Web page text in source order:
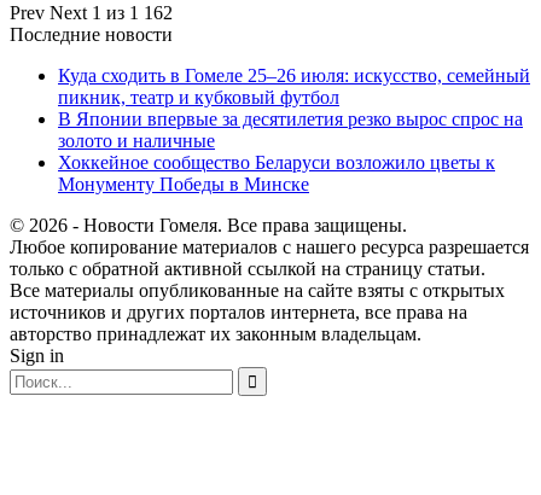
Prev Next 1 из 1 162
Последние новости
Куда сходить в Гомеле 25–26 июля: искусство, семейный
пикник, театр и кубковый футбол
В Японии впервые за десятилетия резко вырос спрос на
золото и наличные
Хоккейное сообщество Беларуси возложило цветы к
Монументу Победы в Минске
© 2026 - Новости Гомеля. Все права защищены.
Любое копирование материалов с нашего ресурса разрешается
только с обратной активной ссылкой на страницу статьи.
Все материалы опубликованные на сайте взяты с открытых
источников и других порталов интернета, все права на
авторство принадлежат их законным владельцам.
Sign in